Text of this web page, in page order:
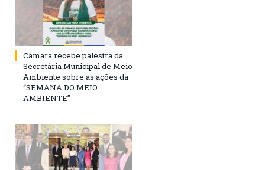
Câmara recebe palestra da
Secretária Municipal de Meio
Ambiente sobre as ações da
“SEMANA DO MEIO
AMBIENTE”